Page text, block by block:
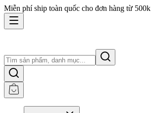
Miễn phí ship toàn quốc cho đơn hàng từ 500k